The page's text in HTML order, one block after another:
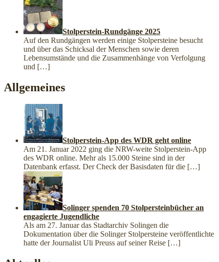
Stolperstein-Rundgänge 2025
Auf den Rundgängen werden einige Stolpersteine besucht
und über das Schicksal der Menschen sowie deren
Lebensumstände und die Zusammenhänge von Verfolgung
und […]
Allgemeines
Stolperstein-App des WDR geht online
Am 21. Januar 2022 ging die NRW-weite Stolperstein-App
des WDR online. Mehr als 15.000 Steine sind in der
Datenbank erfasst. Der Check der Basisdaten für die […]
Solinger spenden 70 Stolpersteinbücher an
engagierte Jugendliche
Als am 27. Januar das Stadtarchiv Solingen die
Dokumentation über die Solinger Stolpersteine veröffentlichte
hatte der Journalist Uli Preuss auf seiner Reise […]